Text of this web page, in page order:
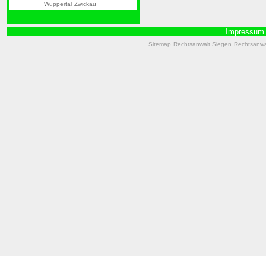
Wuppertal Zwickau
Impressum
Sitemap Rechtsanwalt Siegen